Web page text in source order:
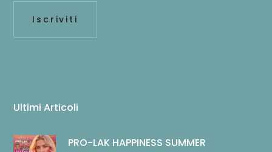
Ultimi Articoli
PRO-LAK HAPPINESS SUMMER